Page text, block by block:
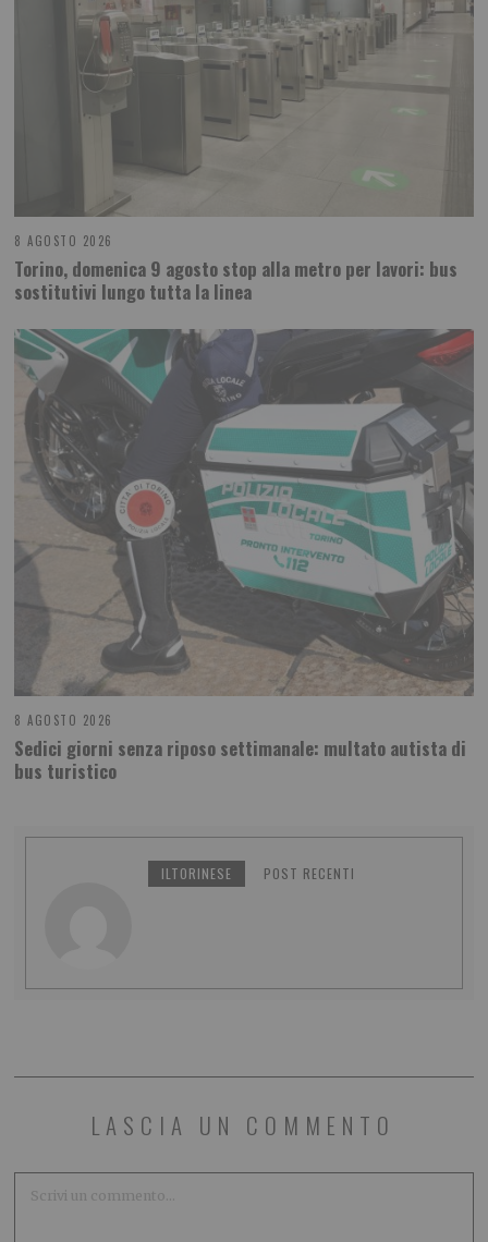
8 AGOSTO 2026
Torino, domenica 9 agosto stop alla metro per lavori: bus
sostitutivi lungo tutta la linea
8 AGOSTO 2026
Sedici giorni senza riposo settimanale: multato autista di
bus turistico
ILTORINESE POST RECENTI
LASCIA UN COMMENTO